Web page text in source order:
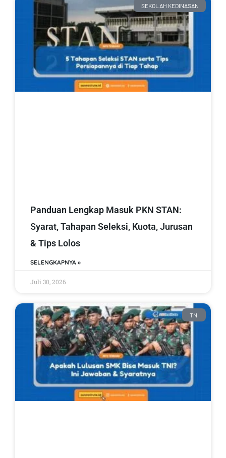
SEKOLAH KEDINASAN
Panduan Lengkap Masuk PKN STAN:
Syarat, Tahapan Seleksi, Kuota, Jurusan
& Tips Lolos
SELENGKAPNYA »
Juli 30, 2026
TNI